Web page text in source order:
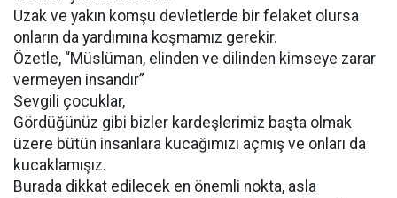
Uzak ve yakın komşu devletlerde bir felaket olursa
onların da yardımına koşmamız gerekir.
Özetle, “Müslüman, elinden ve dilinden kimseye zarar
vermeyen insandır”
Sevgili çocuklar,
Gördüğünüz gibi bizler kardeşlerimiz başta olmak
üzere bütün insanlara kucağımızı açmış ve onları da
kucaklamışız.
Burada dikkat edilecek en önemli nokta, asla